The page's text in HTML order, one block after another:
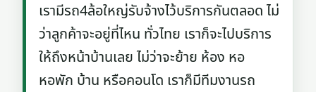
เรามีรถ4ล้อใหญ่รับจ้างไว้บริการกันตลอด ไม่
ว่าลูกค้าจะอยู่ที่ไหน ทั่วไทย เราก็จะไปบริการ
ให้ถึงหน้าบ้านเลย ไม่ว่าจะย้าย ห้อง หอ
หอพัก บ้าน หรือคอนโด เราก็มีทีมงานรถ